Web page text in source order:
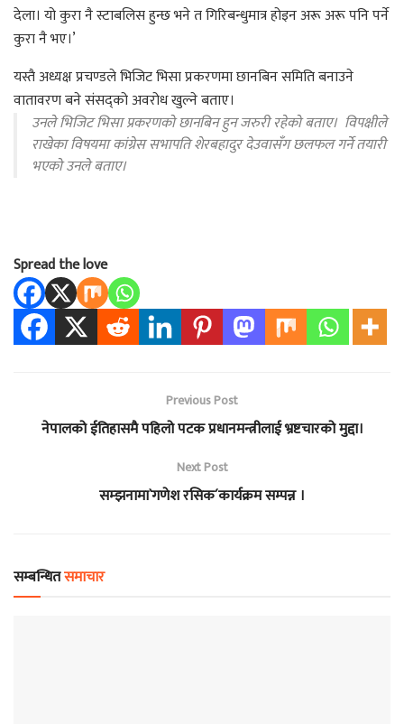
देला। यो कुरा नै स्टाबलिस हुन्छ भने त गिरिबन्धुमात्र होइन अरू अरू पनि पर्ने
कुरा नै भए।’
यस्तै अध्यक्ष प्रचण्डले भिजिट भिसा प्रकरणमा छानबिन समिति बनाउने
वातावरण बने संसद्को अवरोध खुल्ने बताए।
उनले भिजिट भिसा प्रकरणको छानबिन हुन जरुरी रहेको बताए। विपक्षीले
राखेका विषयमा कांग्रेस सभापति शेरबहादुर देउवासँग छलफल गर्ने तयारी
भएको उनले बताए।
Spread the love
Previous Post
नेपालको ईतिहासमै पहिलो पटक प्रधानमन्त्रीलाई भ्रष्टचारको मुद्दा।
Next Post
सम्झनामा`गणेश रसिक´कार्यक्रम सम्पन्न ।
सम्बन्धितसमाचार